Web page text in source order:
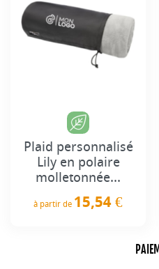
Plaid personnalisé
Lily en polaire
molletonnée...
à partir de 15,54 €